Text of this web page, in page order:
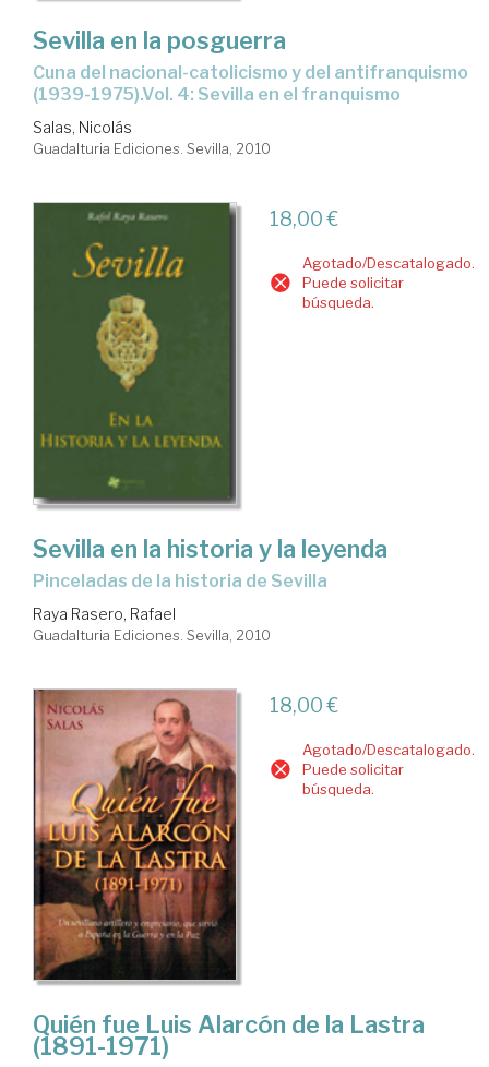
Sevilla en la posguerra
cuna del nacional-catolicismo y del antifranquismo
(1939-1975).Vol. 4: Sevilla en el franquismo
Salas, Nicolás
Guadalturia Ediciones. Sevilla, 2010
18,00 €
Agotado/Descatalogado.
Puede solicitar
búsqueda.
Sevilla en la historia y la leyenda
pinceladas de la historia de Sevilla
Raya Rasero, Rafael
Guadalturia Ediciones. Sevilla, 2010
18,00 €
Agotado/Descatalogado.
Puede solicitar
búsqueda.
Quién fue Luis Alarcón de la Lastra
(1891-1971)